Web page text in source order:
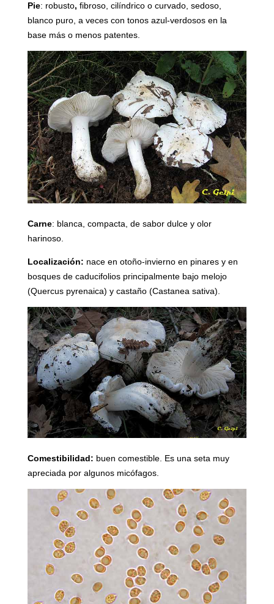
Pie: robusto, fibroso, cilíndrico o curvado, sedoso,
blanco puro, a veces con tonos azul-verdosos en la
base más o menos patentes.
Carne: blanca, compacta, de sabor dulce y olor
harinoso.
Localización: nace en otoño-invierno en pinares y en
bosques de caducifolios principalmente bajo melojo
(Quercus pyrenaica) y castaño (Castanea sativa).
Comestibilidad: buen comestible. Es una seta muy
apreciada por algunos micófagos.